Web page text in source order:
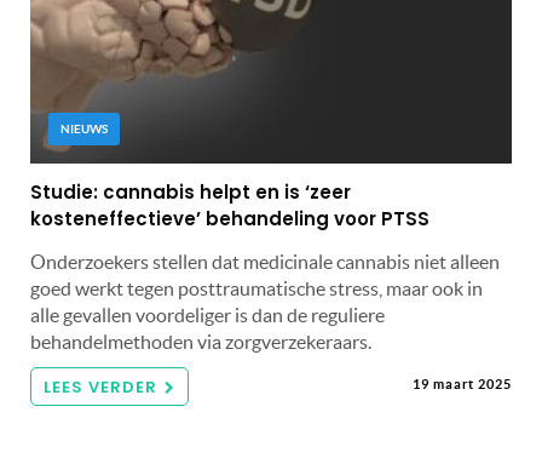
NIEUWS
Studie: cannabis helpt en is ‘zeer
kosteneffectieve’ behandeling voor PTSS
Onderzoekers stellen dat medicinale cannabis niet alleen
goed werkt tegen posttraumatische stress, maar ook in
alle gevallen voordeliger is dan de reguliere
behandelmethoden via zorgverzekeraars.
LEES VERDER 19 maart 2025